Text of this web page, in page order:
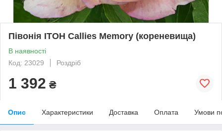
Півонія ITOH Callies Memory (кореневища)
В наявності
Код: 23029
Роздріб
1 392 ₴
Опис Характеристики Доставка Оплата Умови